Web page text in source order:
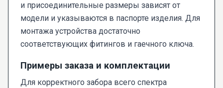
и присоединительные размеры зависят от
модели и указываются в паспорте изделия. Для
монтажа устройства достаточно
соответствующих фитингов и гаечного ключа.
Примеры заказа и комплектации
Для корректного забора всего спектра